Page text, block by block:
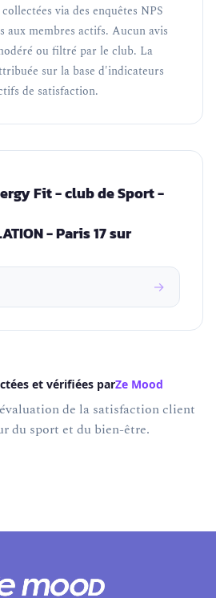
via des enquêtes NPS
aux membres actifs. Aucun avis
ou filtré par le club. La
sur la base d'indicateurs
de satisfaction.
Fit - club de Sport -
- Paris 17 sur
→
et vérifiées parZe Mood
de la satisfaction client
du sport et du bien-être.